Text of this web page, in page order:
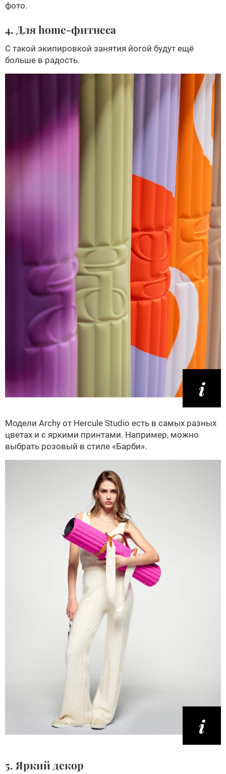
фото.
4. Для home-фитнеса
С такой экипировкой занятия йогой будут ещё
больше в радость.
Модели Archy от Hercule Studio есть в самых разных
цветах и с яркими принтами. Например, можно
выбрать розовый в стиле «Барби».
5. Яркий декор